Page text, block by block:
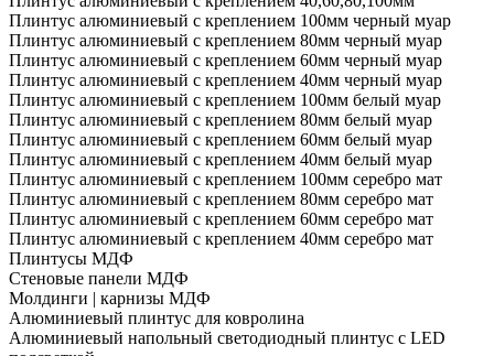
Плинтус алюминиевый с креплением 100мм черный муар
Плинтус алюминиевый с креплением 80мм черный муар
Плинтус алюминиевый с креплением 60мм черный муар
Плинтус алюминиевый с креплением 40мм черный муар
Плинтус алюминиевый с креплением 100мм белый муар
Плинтус алюминиевый с креплением 80мм белый муар
Плинтус алюминиевый с креплением 60мм белый муар
Плинтус алюминиевый с креплением 40мм белый муар
Плинтус алюминиевый с креплением 100мм серебро мат
Плинтус алюминиевый с креплением 80мм серебро мат
Плинтус алюминиевый с креплением 60мм серебро мат
Плинтус алюминиевый с креплением 40мм серебро мат
Плинтусы МДФ
Стеновые панели МДФ
Молдинги | карнизы МДФ
Алюминиевый плинтус для ковролина
Алюминиевый напольный светодиодный плинтус с LED